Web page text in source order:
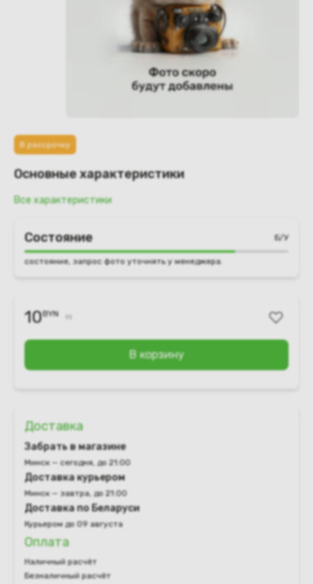
В рассрочку
Основные характеристики
Все характеристики
Состояние Б/У
состояние, запрос фото уточнять у менеджера.
10BYN
В корзину
Доставка
Забрать в магазине
Минск — сегодня, до 21:00
Доставка курьером
Минск — завтра, до 21:00
Доставка по Беларуси
Курьером до 09 августа
Оплата
Наличный расчёт
Безналичный расчёт